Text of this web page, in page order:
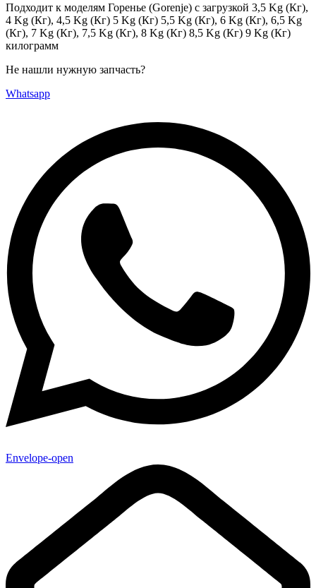
Подходит к моделям Горенье (Gorenje) с загрузкой 3,5 Kg (Кг),
4 Kg (Кг), 4,5 Kg (Кг) 5 Kg (Кг) 5,5 Kg (Кг), 6 Kg (Кг), 6,5 Kg
(Кг), 7 Kg (Кг), 7,5 Kg (Кг), 8 Kg (Кг) 8,5 Kg (Кг) 9 Kg (Кг)
килограмм
Не нашли нужную запчасть?
Whatsapp
Envelope-open